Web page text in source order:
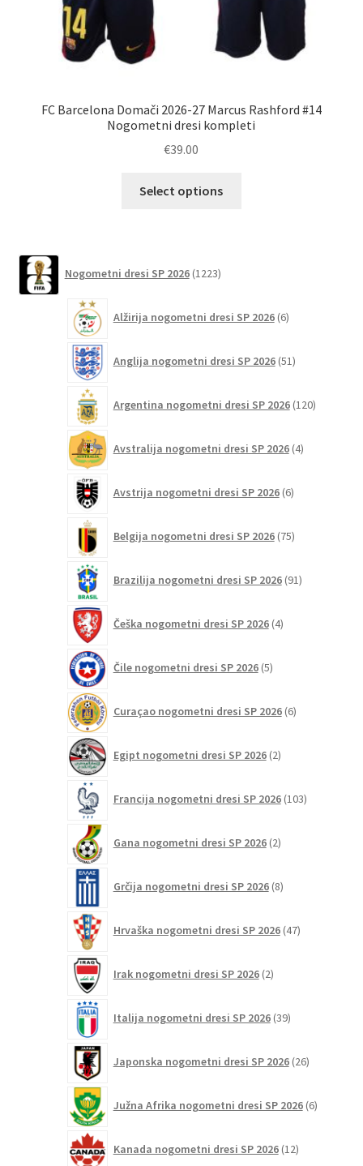
FC Barcelona Domači 2026-27 Marcus Rashford #14
Nogometni dresi kompleti
€39.00
Select options
izberete
strani
Nogometni dresi SP 2026 1223izdelkov
Alžirija nogometni dresi SP 2026 6izdelkov
Anglija nogometni dresi SP 2026 51izdelkov
Argentina nogometni dresi SP 2026 120izdelkov
Avstralija nogometni dresi SP 2026 4izdelki
Avstrija nogometni dresi SP 2026 6izdelkov
Belgija nogometni dresi SP 2026 75izdelkov
Brazilija nogometni dresi SP 2026 91izdelkov
Češka nogometni dresi SP 2026 4izdelki
Čile nogometni dresi SP 2026 5izdelkov
Curaçao nogometni dresi SP 2026 6izdelkov
Egipt nogometni dresi SP 2026 2izdelka
Francija nogometni dresi SP 2026 103izdelki
Gana nogometni dresi SP 2026 2izdelka
Grčija nogometni dresi SP 2026 8izdelkov
Hrvaška nogometni dresi SP 2026 47izdelkov
Irak nogometni dresi SP 2026 2izdelka
Italija nogometni dresi SP 2026 39izdelkov
Japonska nogometni dresi SP 2026 26izdelkov
Južna Afrika nogometni dresi SP 2026 6izdelkov
Kanada nogometni dresi SP 2026 12izdelkov